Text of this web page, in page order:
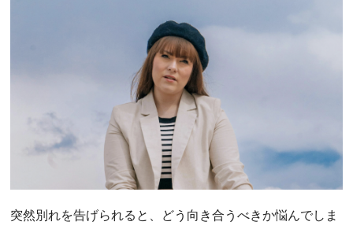
突然別れを告げられると、どう向き合うべきか悩んでしま